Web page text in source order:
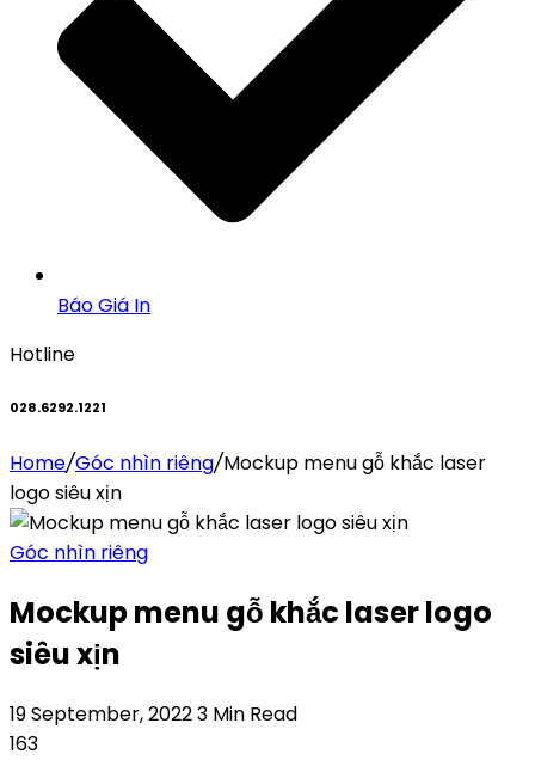
Báo Giá In
Hotline
028.6292.1221
Home/Góc nhìn riêng/Mockup menu gỗ khắc laser
logo siêu xịn
Góc nhìn riêng
Mockup menu gỗ khắc laser logo
siêu xịn
19 September, 20223 Min Read
163